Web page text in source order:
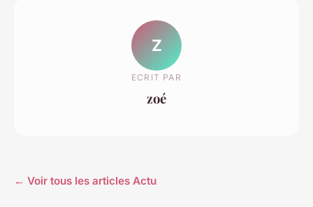
Z
ECRIT PAR
zoé
← Voir tous les articles Actu